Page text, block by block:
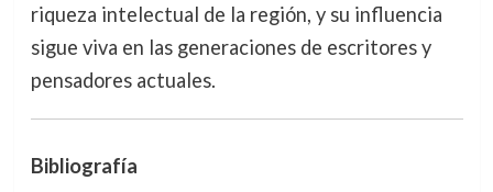
riqueza intelectual de la región, y su influencia
sigue viva en las generaciones de escritores y
pensadores actuales.
Bibliografía